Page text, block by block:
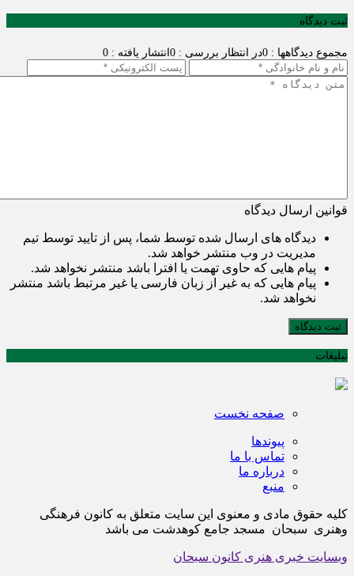
ثبت دیدگاه
مجموع دیدگاهها : 0 در انتظار بررسی : 0 انتشار یافته : 0
قوانین ارسال دیدگاه
دیدگاه های ارسال شده توسط شما، پس از تایید توسط تیم
مدیریت در وب منتشر خواهد شد.
پیام هایی که حاوی تهمت یا افترا باشد منتشر نخواهد شد.
پیام هایی که به غیر از زبان فارسی یا غیر مرتبط باشد منتشر
نخواهد شد.
ثبت دیدگاه
تبلیغات
صفحه نخست
پیوندها
تماس با ما
درباره ما
منبع
کلیه حقوق مادی و معنوی این سایت متعلق به کانون فرهنگی
وهنری سبحان مسجد جامع کوهدشت می باشد
وبسایت خبری هنری کانون سبحان